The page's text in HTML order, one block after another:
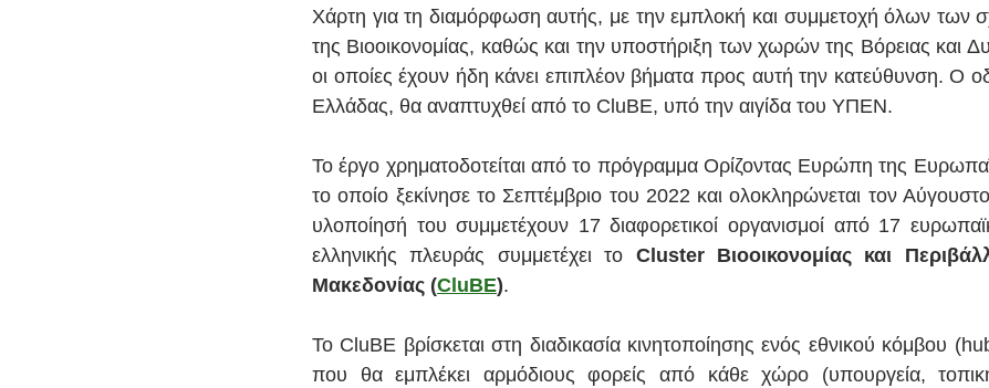
Χάρτη για τη διαμόρφωση αυτής, με την εμπλοκή και συμμετοχή όλων των
της Βιοοικονομίας, καθώς και την υποστήριξη των χωρών της Βόρειας και
οι οποίες έχουν ήδη κάνει επιπλέον βήματα προς αυτή την κατεύθυνση. Ο
Ελλάδας, θα αναπτυχθεί από το CluBE, υπό την αιγίδα του ΥΠΕΝ.
Το έργο χρηματοδοτείται από το πρόγραμμα Ορίζοντας Ευρώπη της
το οποίο ξεκίνησε το Σεπτέμβριο του 2022 και ολοκληρώνεται τον
υλοποίησή του συμμετέχουν 17 διαφορετικοί οργανισμοί από 17
ελληνικής πλευράς συμμετέχει το Cluster Βιοοικονομίας και
Μακεδονίας (CluBE).
Το CluBE βρίσκεται στη διαδικασία κινητοποίησης ενός εθνικού κόμβου
που θα εμπλέκει αρμόδιους φορείς από κάθε χώρο (υπουργεία,